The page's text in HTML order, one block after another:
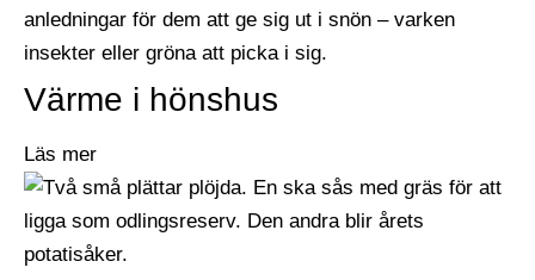
Värme i hönshus
Läs mer